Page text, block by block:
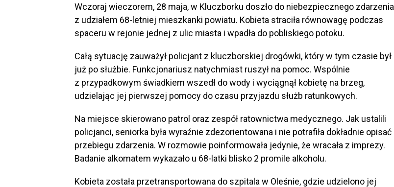
Wczoraj wieczorem, 28 maja, w Kluczborku doszło do niebezpiecznego zdarzenia
z udziałem 68-letniej mieszkanki powiatu. Kobieta straciła równowagę podczas
spaceru w rejonie jednej z ulic miasta i wpadła do pobliskiego potoku.
Całą sytuację zauważył policjant z kluczborskiej drogówki, który w tym czasie był
już po służbie. Funkcjonariusz natychmiast ruszył na pomoc. Wspólnie
z przypadkowym świadkiem wszedł do wody i wyciągnął kobietę na brzeg,
udzielając jej pierwszej pomocy do czasu przyjazdu służb ratunkowych.
Na miejsce skierowano patrol oraz zespół ratownictwa medycznego. Jak ustalili
policjanci, seniorka była wyraźnie zdezorientowana i nie potrafiła dokładnie opisać
przebiegu zdarzenia. W rozmowie poinformowała jedynie, że wracała z imprezy.
Badanie alkomatem wykazało u 68-latki blisko 2 promile alkoholu.
Kobieta została przetransportowana do szpitala w Oleśnie, gdzie udzielono jej